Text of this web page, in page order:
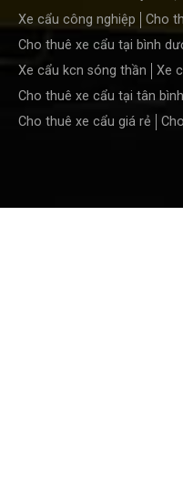
Xe cẩu công nghiệp
Cho
Cho thuê xe cẩu tại bình
Xe cẩu kcn sóng thần
Xe
Cho thuê xe cẩu tại tân bình
Cho thuê xe cẩu giá rẻ